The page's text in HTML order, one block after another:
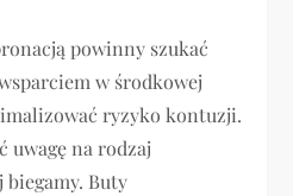
powinny szukać
w środkowej
ryzyko kontuzji.
uwagę na rodzaj
Buty